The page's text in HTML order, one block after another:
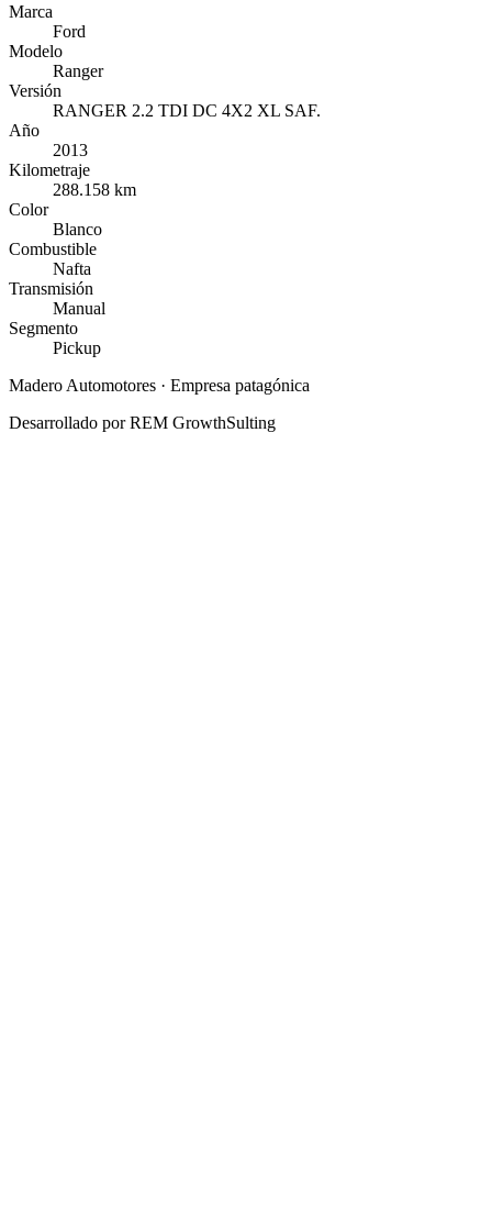
Marca
Ford
Modelo
Ranger
Versión
RANGER 2.2 TDI DC 4X2 XL SAF.
Año
2013
Kilometraje
288.158 km
Color
Blanco
Combustible
Nafta
Transmisión
Manual
Segmento
Pickup
Madero Automotores · Empresa patagónica
Desarrollado por REM GrowthSulting